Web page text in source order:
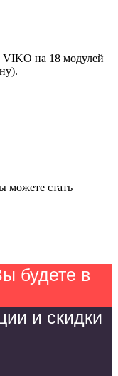
VIKO на 18 модулей
можете стать
будете в
и скидки